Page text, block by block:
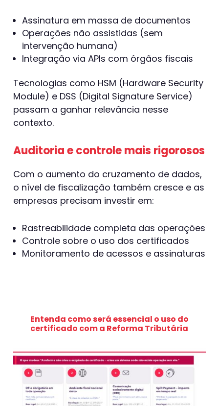
Assinatura em massa de documentos
Operações não assistidas (sem
intervenção humana)
Integração via APIs com órgãos fiscais
Tecnologias como HSM (Hardware Security
Module) e DSS (Digital Signature Service)
passam a ganhar relevância nesse
contexto.
Auditoria e controle mais rigorosos
Com o aumento do cruzamento de dados,
o nível de fiscalização também cresce e as
empresas precisam investir em:
Rastreabilidade completa das operações
Controle sobre o uso dos certificados
Monitoramento de acessos e assinaturas
Entenda como será essencial o uso do
certificado com a Reforma Tributária